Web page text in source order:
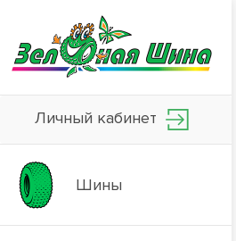
Личный кабинет
Шины